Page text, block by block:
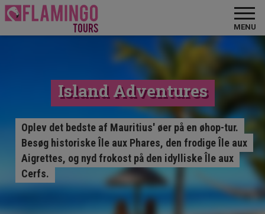
MENU
Island Adventures
Oplev det bedste af Mauritius' øer på en øhop-tur.
Besøg historiske Île aux Phares, den frodige Île aux
Aigrettes, og nyd frokost på den idylliske Île aux
Cerfs.